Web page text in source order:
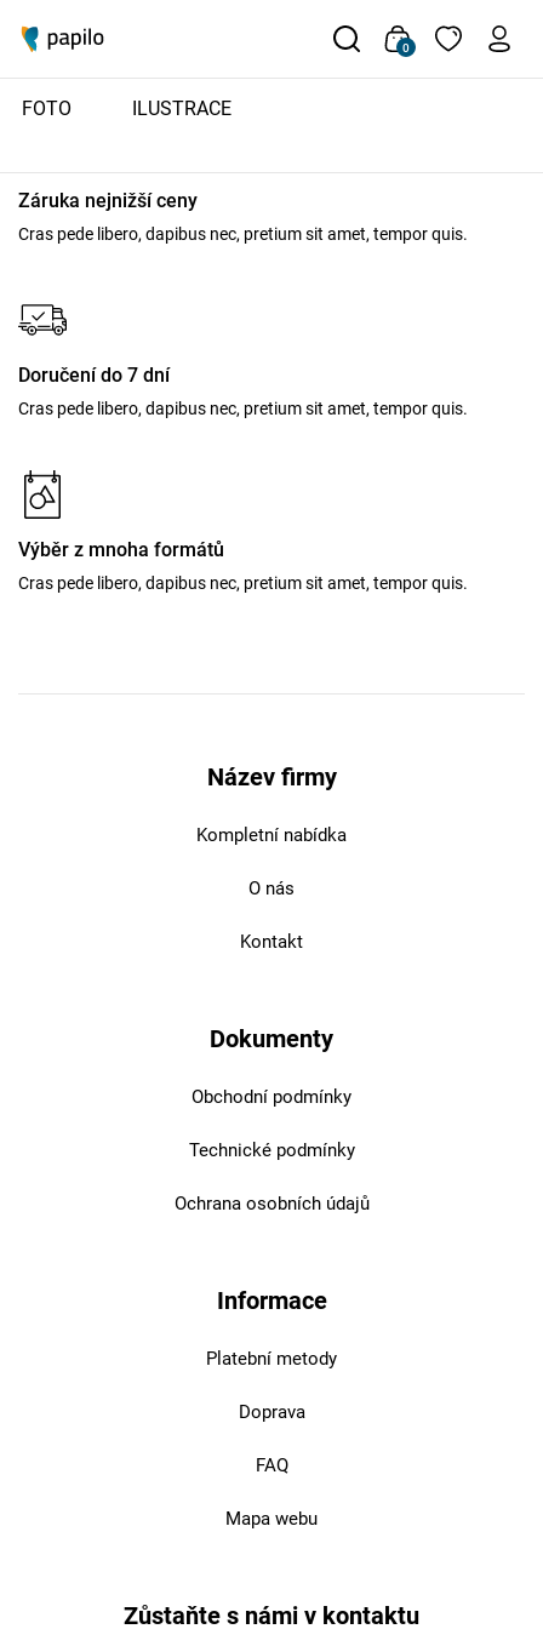
0
FOTO ILUSTRACE
Produkt s tímto ID neexistuje
Záruka nejnižší ceny
Cras pede libero, dapibus nec, pretium sit amet, tempor quis.
Doručení do 7 dní
Cras pede libero, dapibus nec, pretium sit amet, tempor quis.
Výběr z mnoha formátů
Cras pede libero, dapibus nec, pretium sit amet, tempor quis.
Název firmy
Kompletní nabídka
O nás
Kontakt
Dokumenty
Obchodní podmínky
Technické podmínky
Ochrana osobních údajů
Informace
Platební metody
Doprava
FAQ
Mapa webu
Zůstaňte s námi v kontaktu